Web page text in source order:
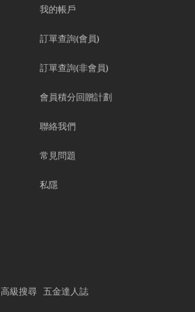
我的帳戶
訂單查詢(會員)
訂單查詢(非會員)
會員積分回贈計劃
聯絡我們
常見問題
私隱
高級搜尋 五金達人誌